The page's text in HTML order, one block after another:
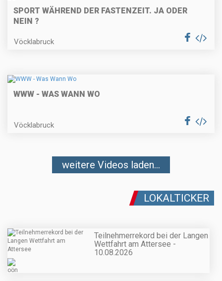
SPORT WÄHREND DER FASTENZEIT. JA ODER
NEIN ?
Vöcklabruck
WWW - WAS WANN WO
Vöcklabruck
weitere Videos laden...
LOKALTICKER
Teilnehmerrekord bei der Langen
Wettfahrt am Attersee -
10.08.2026